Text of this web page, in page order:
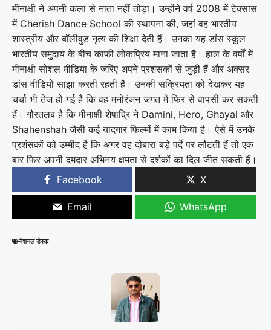
मीनाक्षी ने अपनी कला से नाता नहीं तोड़ा। उन्होंने वर्ष 2008 में टेक्सास
में Cherish Dance School की स्थापना की, जहां वह भारतीय
शास्त्रीय और बॉलीवुड नृत्य की शिक्षा देती हैं। उनका यह डांस स्कूल
भारतीय समुदाय के बीच काफी लोकप्रिय माना जाता है। हाल के वर्षों में
मीनाक्षी सोशल मीडिया के जरिए अपने प्रशंसकों से जुड़ी हैं और अक्सर
डांस वीडियो साझा करती रहती हैं। उनकी सक्रियता को देखकर यह
चर्चा भी तेज हो गई है कि वह मनोरंजन जगत में फिर से वापसी कर सकती
हैं। गौरतलब है कि मीनाक्षी शेषाद्रि ने Damini, Hero, Ghayal और
Shahenshah जैसी कई यादगार फिल्मों में काम किया है। ऐसे में उनके
प्रशंसकों को उम्मीद है कि अगर वह दोबारा बड़े पर्दे पर लौटती हैं तो एक
बार फिर अपनी दमदार अभिनय क्षमता से दर्शकों का दिल जीत सकती हैं।
Facebook
X
Email WhatsApp
नेशनल डेस्क